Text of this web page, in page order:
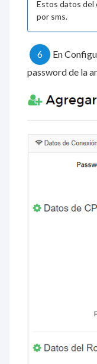
Estos datos del
por sms.
6
En
password de la